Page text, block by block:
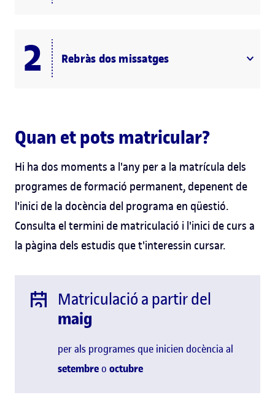
Rebràs dos missatges
Quan et pots matricular?
Hi ha dos moments a l'any per a la matrícula dels
programes de formació permanent, depenent de
l'inici de la docència del programa en qüestió.
Consulta el termini de matriculació i l'inici de curs a
la pàgina dels estudis que t'interessin cursar.
Matriculació a partir del
maig
per als programes que inicien docència al
setembreo octubre